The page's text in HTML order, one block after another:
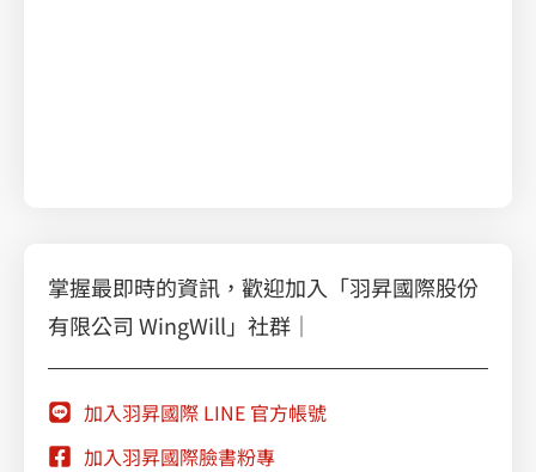
掌握最即時的資訊，歡迎加入「羽昇國際股份
有限公司 WingWill」社群｜
加入羽昇國際 LINE 官方帳號
加入羽昇國際臉書粉專